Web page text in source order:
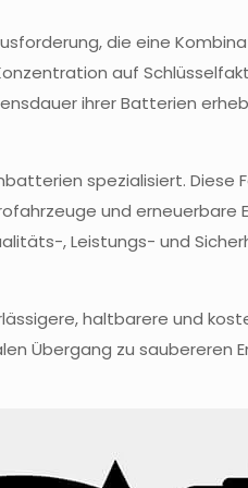
die eine
auf
ihrer Batterien
spezialisiert.
und erneuerbare
, Leistungs- und
haltbarere und
Übergang zu saubereren